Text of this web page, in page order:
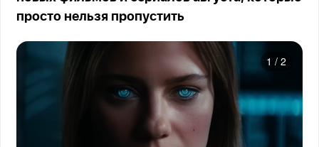
просто нельзя пропустить
1 / 2